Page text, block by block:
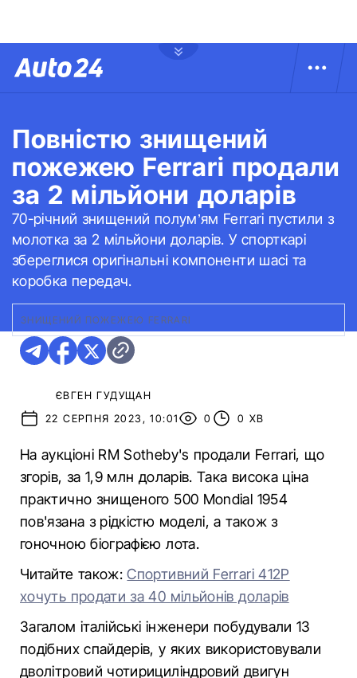
Повністю знищений
пожежею Ferrari продали
за 2 мільйони доларів
70-річний знищений полум’ям Ferrari пустили з
молотка за 2 мільйони доларів. У спорткарі
збереглися оригінальні компоненти шасі та
коробка передач.
ЗНИЩЕНИЙ ПОЖЕЖЕЮ FERRARI
ЄВГЕН ГУДУЩАН
22 СЕРПНЯ 2023, 10:01
0 0 ХВ
На аукціоні RM Sotheby's продали Ferrari, що
згорів, за 1,9 млн доларів. Така висока ціна
практично знищеного 500 Mondial 1954
пов'язана з рідкістю моделі, а також з
гоночною біографією лота.
Читайте також:Спортивний Ferrari 412P
хочуть продати за 40 мільйонів доларів
Загалом італійські інженери побудували 13
подібних спайдерів, у яких використовували
дволітровий чотирициліндровий двигун